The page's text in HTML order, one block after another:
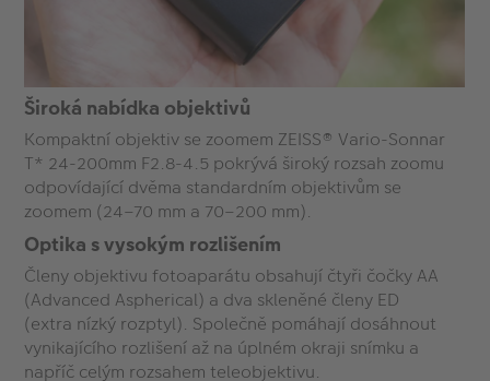
Široká nabídka objektivů
Kompaktní objektiv se zoomem ZEISS® Vario-Sonnar
T* 24-200mm F2.8-4.5 pokrývá široký rozsah zoomu
odpovídající dvěma standardním objektivům se
zoomem (24–70 mm a 70–200 mm).
Optika s vysokým rozlišením
Členy objektivu fotoaparátu obsahují čtyři čočky AA
(Advanced Aspherical) a dva skleněné členy ED
(extra nízký rozptyl). Společně pomáhají dosáhnout
vynikajícího rozlišení až na úplném okraji snímku a
napříč celým rozsahem teleobjektivu.